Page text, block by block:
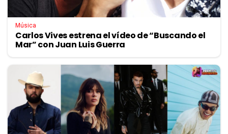
Música
Carlos Vives estrena el vídeo de “Buscando el
Mar” con Juan Luis Guerra